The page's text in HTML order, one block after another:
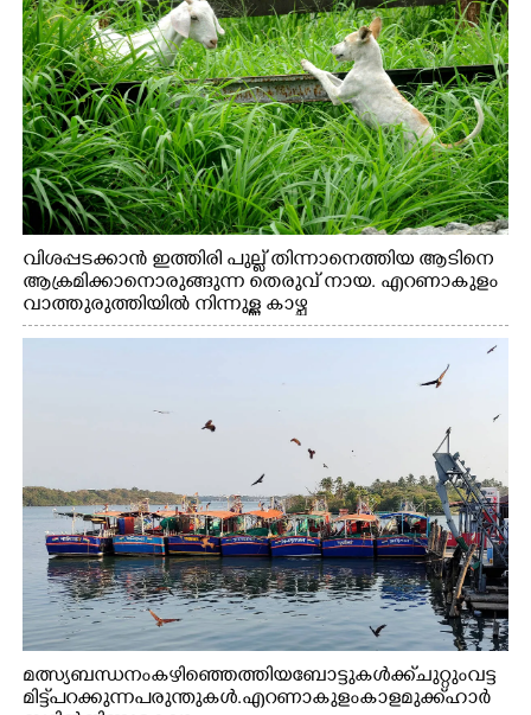
വിശപ്പടക്കാൻ ഇത്തിരി പുല്ല് തിന്നാനെത്തിയ ആടിനെ
ആക്രമിക്കാനൊരുങ്ങുന്ന തെരുവ് നായ. എറണാകുളം
വാത്തുരുത്തിയിൽ നിന്നുള്ള കാഴ്ച
മത്സ്യബന്ധനം കഴിഞ്ഞെത്തിയ ബോട്ടുകൾക്ക് ചുറ്റും വട്ട
മിട്ട് പറക്കുന്ന പരുന്തുകൾ. എറണാകുളം കാളമുക്ക് ഹാർ